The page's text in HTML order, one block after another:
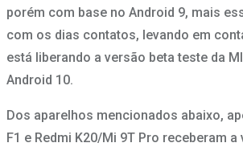
porém com base no Android 9, mais
com os dias contatos, levando em
está liberando a versão beta teste da
Android 10.
Dos aparelhos mencionados abaixo,
F1 e Redmi K20/Mi 9T Pro receberam